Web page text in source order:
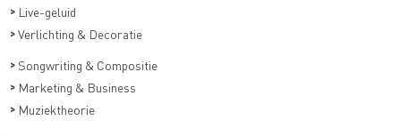
> Live-geluid
>Verlichting & Decoratie
> Songwriting & Compositie
> Marketing & Business
> Muziektheorie